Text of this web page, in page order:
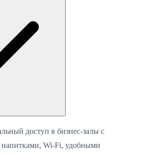
доступ в бизнес-залы с
Wi-Fi, удобными